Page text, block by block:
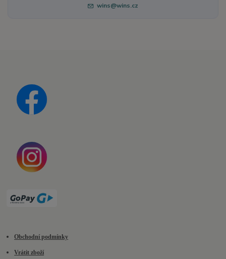
wins@wins.cz
Obchodní podmínky
Vrátit zboží